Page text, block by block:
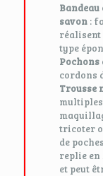
savon :
réalisent
type
Pochons
cordons
Trousse
multiples
tricoter
de
replie en
et peut